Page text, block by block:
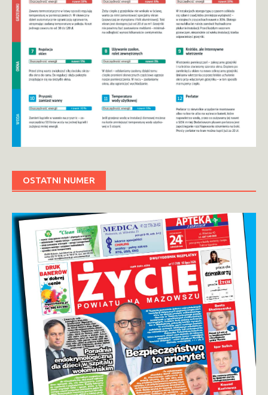
OSTATNI NUMER